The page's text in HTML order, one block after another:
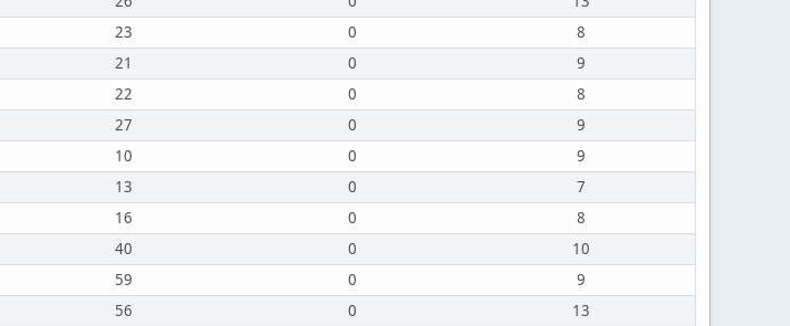
23 0
8
21 0
9
22 0
8
27 0
9
10 0
9
13 0
7
16 0
8
40 0
10
59 0
9
56 0
13